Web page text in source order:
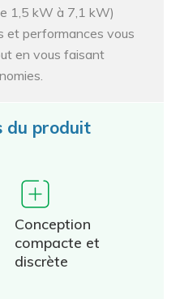
1,5 kW à 7,1 kW)
et performances vous
en vous faisant
du produit
Conception
compacte et
discrète